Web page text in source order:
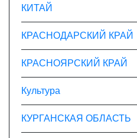
КИТАЙ
КРАСНОДАРСКИЙ КРАЙ
КРАСНОЯРСКИЙ КРАЙ
Культура
КУРГАНСКАЯ ОБЛАСТЬ